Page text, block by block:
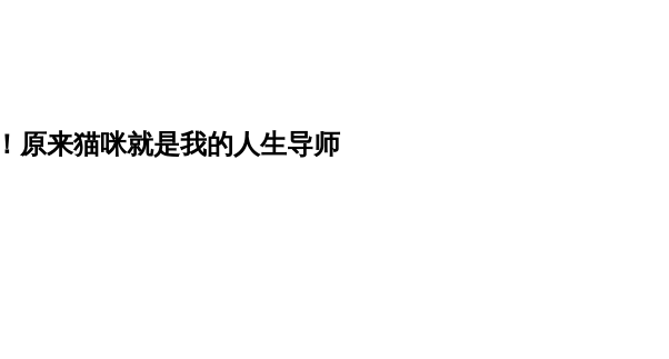
原来猫咪就是我的人生导师